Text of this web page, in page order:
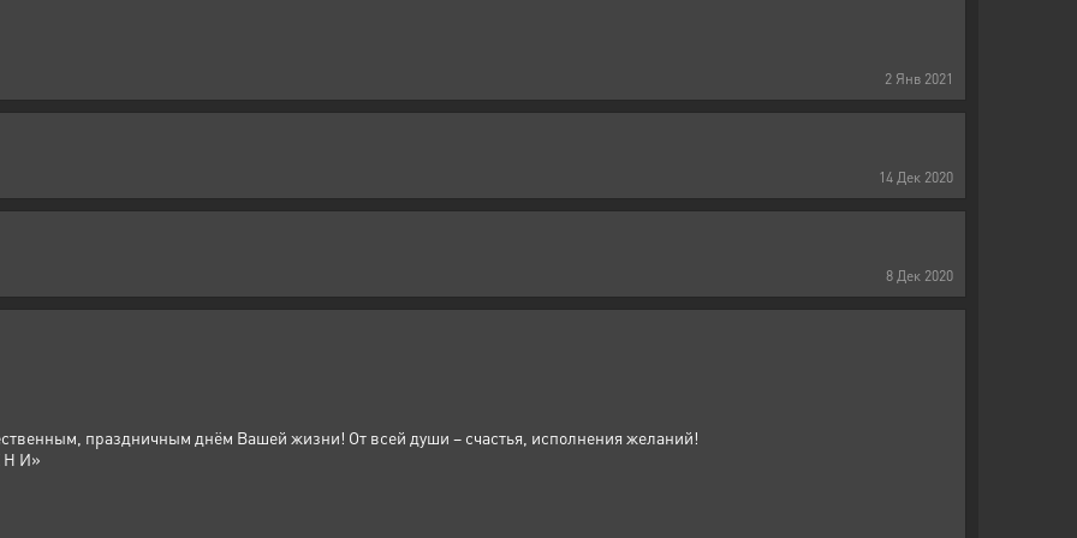
2 Янв 2021
14 Дек 2020
8 Дек 2020
праздничным днём Вашей жизни! От всей души – счастья, исполнения желаний!
Н И»